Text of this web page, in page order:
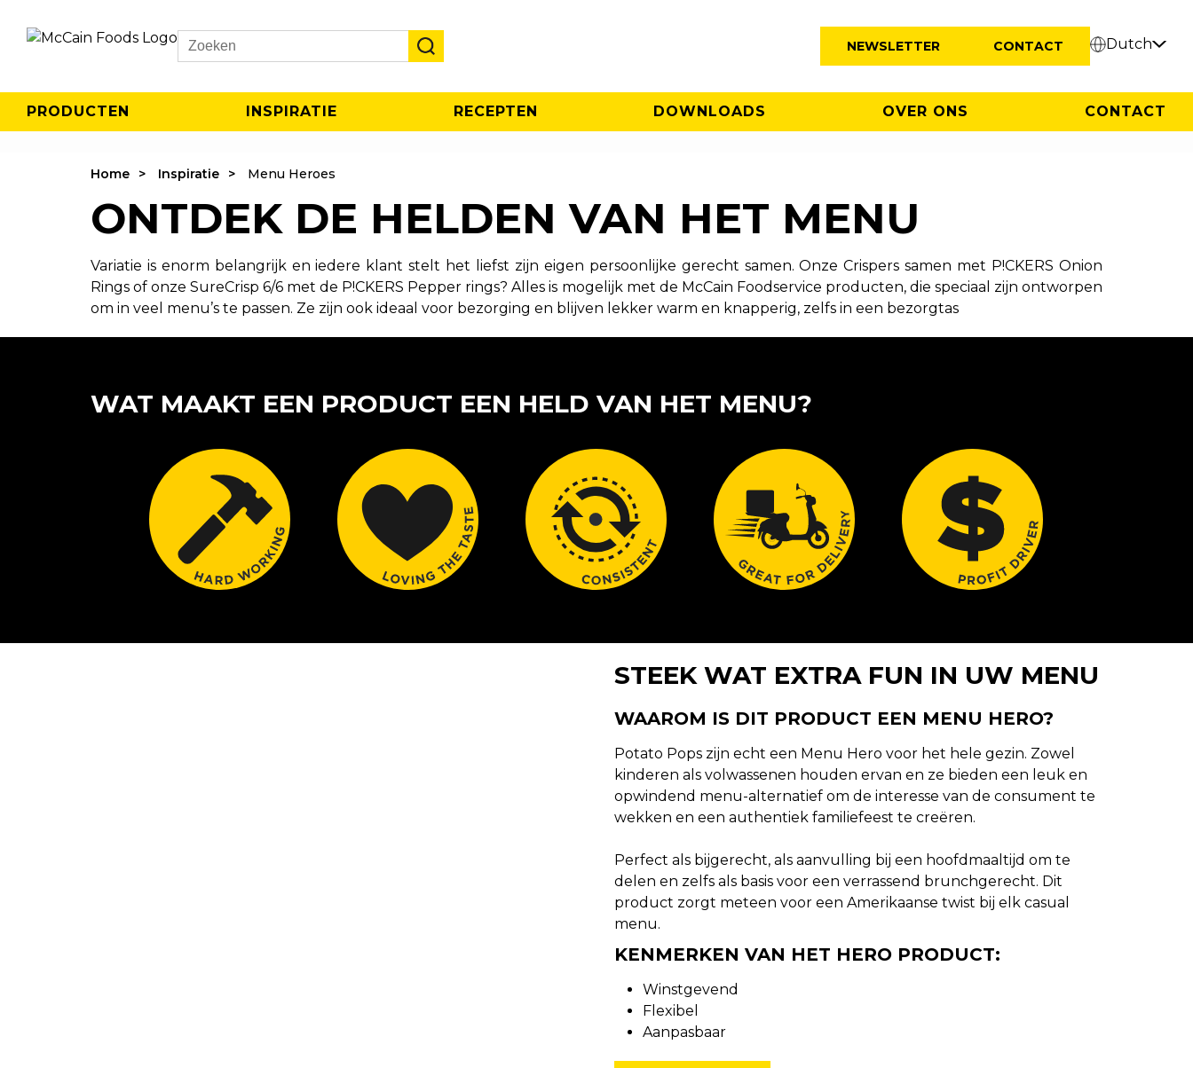
Search
NEWSLETTER CONTACT Dutch
PRODUCTEN INSPIRATIE RECEPTEN DOWNLOADS OVER ONS CONTACT
Home Inspiratie Menu Heroes
ONTDEK DE HELDEN VAN HET MENU
Variatie is enorm belangrijk en iedere klant stelt het liefst zijn eigen persoonlijke gerecht samen. Onze Crispers samen met P!CKERS Onion
Rings of onze SureCrisp 6/6 met de P!CKERS Pepper rings? Alles is mogelijk met de McCain Foodservice producten, die speciaal zijn ontworpen
om in veel menu’s te passen. Ze zijn ook ideaal voor bezorging en blijven lekker warm en knapperig, zelfs in een bezorgtas
WAT MAAKT EEN PRODUCT EEN HELD VAN HET MENU?
STEEK WAT EXTRA FUN IN UW MENU
WAAROM IS DIT PRODUCT EEN MENU HERO?
Potato Pops zijn echt een Menu Hero voor het hele gezin. Zowel
kinderen als volwassenen houden ervan en ze bieden een leuk en
opwindend menu-alternatief om de interesse van de consument te
wekken en een authentiek familiefeest te creëren.
Perfect als bijgerecht, als aanvulling bij een hoofdmaaltijd om te
delen en zelfs als basis voor een verrassend brunchgerecht. Dit
product zorgt meteen voor een Amerikaanse twist bij elk casual
menu.
KENMERKEN VAN HET HERO PRODUCT:
Winstgevend
Flexibel
Aanpasbaar